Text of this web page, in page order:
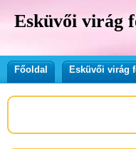
Esküvői virág
Főoldal Esküvői virág